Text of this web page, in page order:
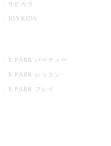
サビカラ
JOYKIDS
X PARK パーティー
X PARK レッスン
X PARK プレイ